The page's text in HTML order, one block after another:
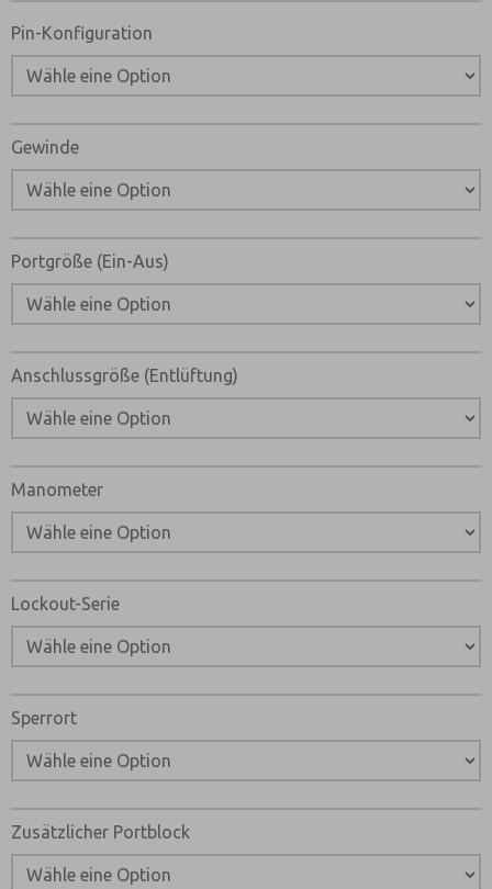
Pin-Konfiguration
Gewinde
Portgröße (Ein-Aus)
Anschlussgröße (Entlüftung)
Manometer
Lockout-Serie
Sperrort
Zusätzlicher Portblock
Bevorzugte Kontaktmethode?
Email
Telefon
jederzeit widerruflich Informationen zu Ihrem
*Ja, ich habe die Datenschutzerklärung gelesen und bin
dass die von mir angegebenen Daten elektronisch
werden. Meine Daten werden dabei nur streng
und Beantwortung meiner Anfrage benutzt. Mit dem
Kontaktformulars stimme ich der Verarbeitung zu.